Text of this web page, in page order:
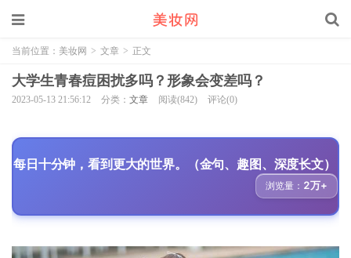
当前位置： 美妆网 > 文章 > 正文
大学生青春痘困扰多吗？形象会变差吗？
2023-05-13 21:56:12 分类： 文章 阅读(842) 评论(0)
每日十分钟，看到更大的世界。（金句、趣图、深度长文）
浏览量： 2万+